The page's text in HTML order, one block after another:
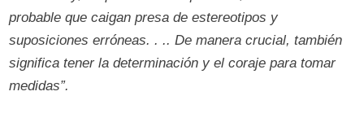
probable que caigan presa de estereotipos y
suposiciones erróneas. . .. De manera crucial, también
significa tener la determinación y el coraje para tomar
medidas”.